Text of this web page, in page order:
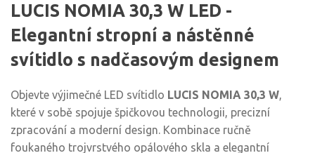
LUCIS NOMIA 30,3 W LED -
Elegantní stropní a nástěnné
svítidlo s nadčasovým designem
Objevte výjimečné LED svítidlo LUCIS NOMIA 30,3 W,
které v sobě spojuje špičkovou technologii, precizní
zpracování a moderní design. Kombinace ručně
foukaného trojvrstvého opálového skla a elegantní